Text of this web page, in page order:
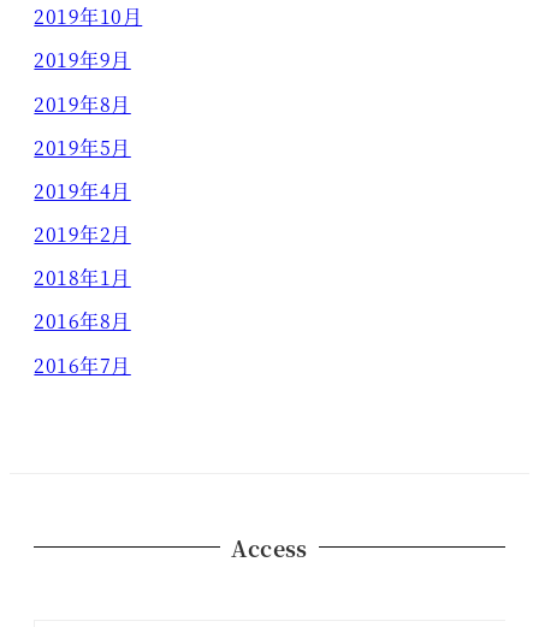
2019年10月
2019年9月
2019年8月
2019年5月
2019年4月
2019年2月
2018年1月
2016年8月
2016年7月
Access